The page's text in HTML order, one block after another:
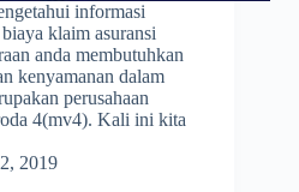
informasi
klaim asuransi
anda membutuhkan
kenyamanan dalam
perusahaan
4(mv4). Kali ini kita
2019